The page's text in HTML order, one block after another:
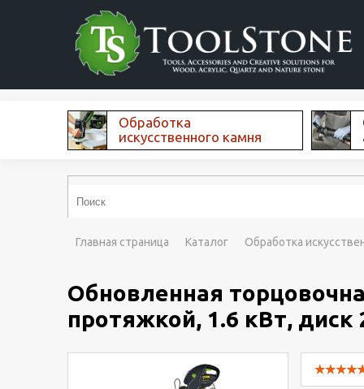
Обработка
искусственного камня
Главная страница Каталог Обработка
Обновленная
протяжкой, 1.6 кВт, диск